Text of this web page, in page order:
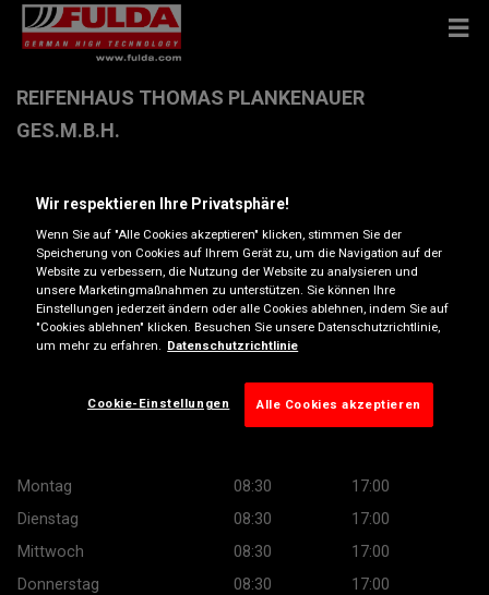
REIFENHAUS THOMAS PLANKENAUER
GES.M.B.H.
Zinsgasse 19 , 5580 Tamsweg
Anfahrtsbeschreibung
Telefonnummer anzeigen
Besuchen Sie die Website des Händlers
Montag 08:30
17:00
Dienstag
08:30
17:00
Mittwoch
08:30
17:00
Donnerstag
08:30
17:00
Wir respektieren Ihre Privatsphäre!
Wenn Sie auf "Alle Cookies akzeptieren" klicken, stimmen Sie der
Speicherung von Cookies auf Ihrem Gerät zu, um die Navigation auf der
Website zu verbessern, die Nutzung der Website zu analysieren und
unsere Marketingmaßnahmen zu unterstützen. Sie können Ihre
Einstellungen jederzeit ändern oder alle Cookies ablehnen, indem Sie auf
"Cookies ablehnen" klicken. Besuchen Sie unsere Datenschutzrichtlinie,
um mehr zu erfahren. Datenschutzrichtlinie
Cookie-Einstellungen Alle Cookies akzeptieren